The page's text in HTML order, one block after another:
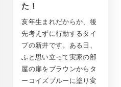
た！
亥年生まれだからか、後
先考えずに行動するタイ
プの新井です。ある日、
ふと思い立って実家の部
屋の扉をブラウンからタ
ーコイズブルーに塗り変